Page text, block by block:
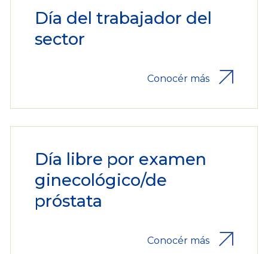
Día del trabajador del
sector
Conocér más
Día libre por examen
ginecológico/de
próstata
Conocér más